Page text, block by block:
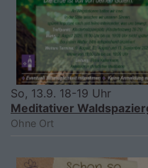
So, 13.9. 18-19 Uhr
Meditativer
Ohne Ort